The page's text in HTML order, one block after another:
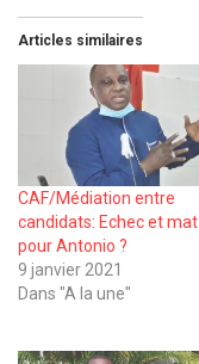
Articles similaires
CAF/Médiation entre
candidats: Echec et mat
pour Antonio ?
9 janvier 2021
Dans "A la une"